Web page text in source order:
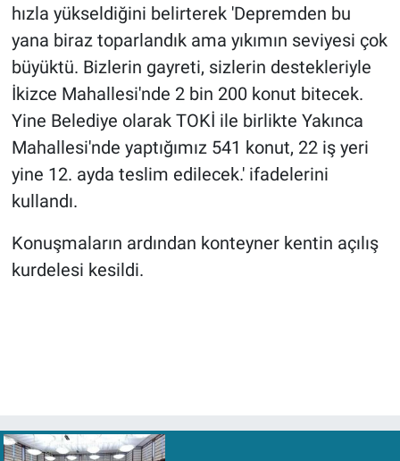
hızla yükseldiğini belirterek 'Depremden bu
yana biraz toparlandık ama yıkımın seviyesi çok
büyüktü. Bizlerin gayreti, sizlerin destekleriyle
İkizce Mahallesi'nde 2 bin 200 konut bitecek.
Yine Belediye olarak TOKİ ile birlikte Yakınca
Mahallesi'nde yaptığımız 541 konut, 22 iş yeri
yine 12. ayda teslim edilecek.' ifadelerini
kullandı.
Konuşmaların ardından konteyner kentin açılış
kurdelesi kesildi.